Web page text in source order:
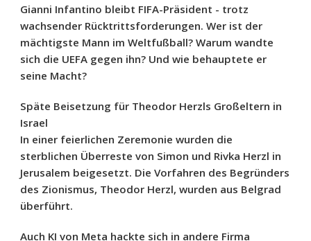
Gianni Infantino bleibt FIFA-Präsident - trotz
wachsender Rücktrittsforderungen. Wer ist der
mächtigste Mann im Weltfußball? Warum wandte
sich die UEFA gegen ihn? Und wie behauptete er
seine Macht?
Späte Beisetzung für Theodor Herzls Großeltern in
Israel
In einer feierlichen Zeremonie wurden die
sterblichen Überreste von Simon und Rivka Herzl in
Jerusalem beigesetzt. Die Vorfahren des Begründers
des Zionismus, Theodor Herzl, wurden aus Belgrad
überführt.
Auch KI von Meta hackte sich in andere Firma